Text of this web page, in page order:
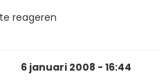
reageren
6 januari 2008 - 16:44